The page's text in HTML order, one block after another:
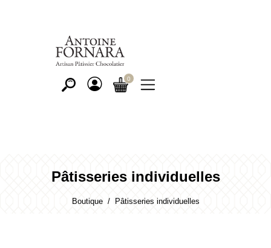
Pâtisseries individuelles
Boutique Pâtisseries individuelles